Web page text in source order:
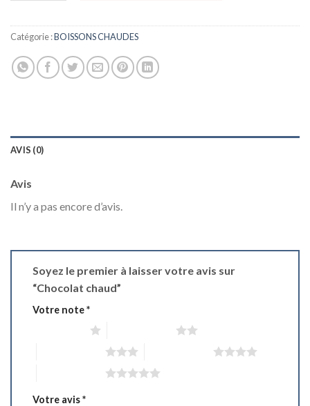
Catégorie :BOISSONS CHAUDES
AVIS (0)
Avis
Il n’y a pas encore d’avis.
Soyez le premier à laisser votre avis sur
“Chocolat chaud”
Votre note*
Votre avis*